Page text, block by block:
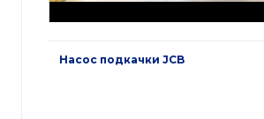
Насос подкачки JCB